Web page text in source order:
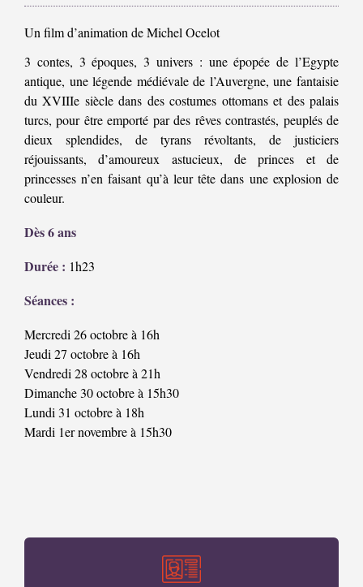
Un film d’animation de Michel Ocelot
3 contes, 3 époques, 3 univers : une épopée de l’Egypte
antique, une légende médiévale de l’Auvergne, une fantaisie
du XVIIIe siècle dans des costumes ottomans et des palais
turcs, pour être emporté par des rêves contrastés, peuplés de
dieux splendides, de tyrans révoltants, de justiciers
réjouissants, d’amoureux astucieux, de princes et de
princesses n’en faisant qu’à leur tête dans une explosion de
couleur.
Dès 6 ans
Durée : 1h23
Séances :
Mercredi 26 octobre à 16h
Jeudi 27 octobre à 16h
Vendredi 28 octobre à 21h
Dimanche 30 octobre à 15h30
Lundi 31 octobre à 18h
Mardi 1er novembre à 15h30